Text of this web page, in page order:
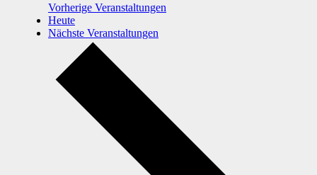
Vorherige Veranstaltungen
Heute
Nächste Veranstaltungen